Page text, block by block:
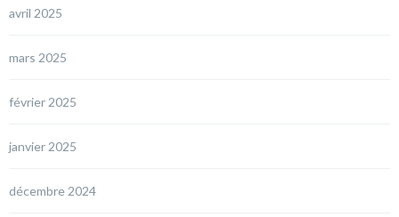
avril 2025
mars 2025
février 2025
janvier 2025
décembre 2024